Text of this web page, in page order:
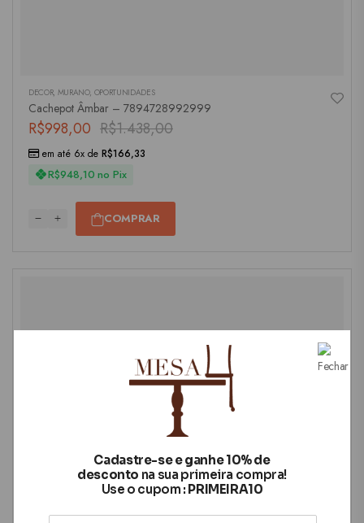
DECOR, MURANO, OPORTUNIDADES
Cachepot Âmbar – 7894728992999
R$998,00 R$1.438,00
R$948,10 no Pix
em até 6x de R$166,33
COMPRAR
Cadastre-se e ganhe 10% de
desconto na sua primeira compra!
Use o cupom : PRIMEIRA10